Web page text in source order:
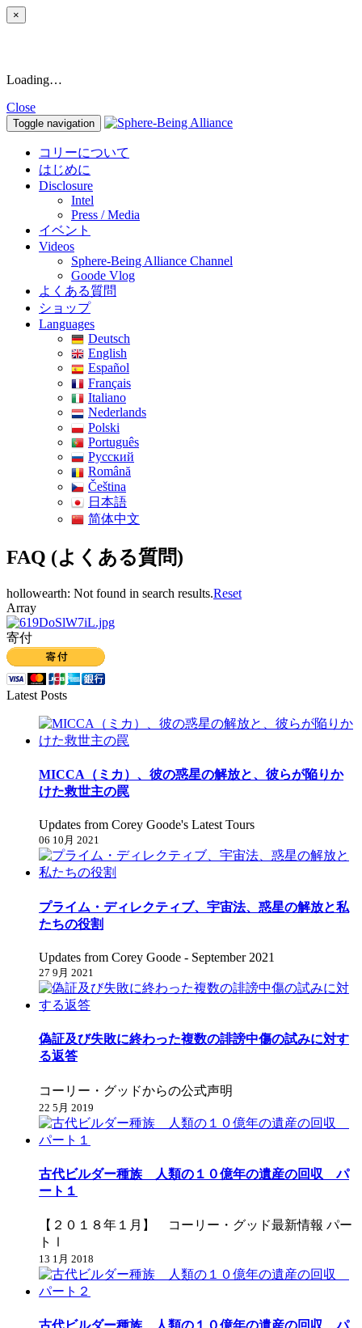
×
Loading…
Close
Toggle navigation
コリーについて
はじめに
Disclosure
Intel
Press / Media
イベント
Videos
Sphere-Being Alliance Channel
Goode Vlog
よくある質問
ショップ
Languages
Deutsch
English
Español
Français
Italiano
Nederlands
Polski
Português
Pусский
Română
Čeština
日本語
简体中文
FAQ (よくある質問)
hollowearth: Not found in search results.Reset
Array
寄付
Latest Posts
MICCA（ミカ）、彼の惑星の解放と、彼らが陥りか
けた救世主の罠
Updates from Corey Goode's Latest Tours
06 10月 2021
プライム・ディレクティブ、宇宙法、惑星の解放と私
たちの役割
Updates from Corey Goode - September 2021
27 9月 2021
偽証及び失敗に終わった複数の誹謗中傷の試みに対す
る返答
コーリー・グッドからの公式声明
22 5月 2019
古代ビルダー種族 人類の１０億年の遺産の回収 パ
ート１
【２０１８年１月】 コーリー・グッド最新情報 パー
トⅠ
13 1月 2018